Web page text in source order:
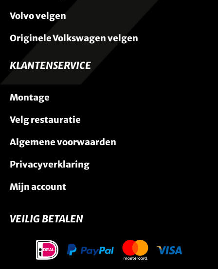
Volvo velgen
Originele Volkswagen velgen
KLANTENSERVICE
Montage
Velg restauratie
Algemene voorwaarden
Privacyverklaring
Mijn account
VEILIG BETALEN